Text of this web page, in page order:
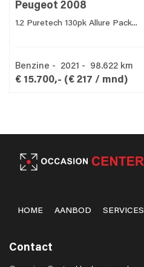
Peugeot 2008
1.2 Puretech 130pk Allure Pack...
Benzine - 2021 - 98.622 km
€ 15.700,- (€ 217 / mnd)
HOME AANBOD SERVICES
Contact